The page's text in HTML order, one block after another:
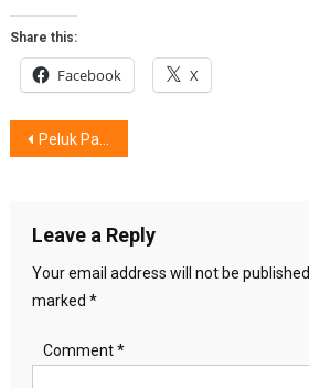
Share this:
Facebook X
Post
Peluk Pasangan Saat Tidur Banyak Manfaatnya
Leave a Reply
Your email address will not be published.
marked *
Comment*